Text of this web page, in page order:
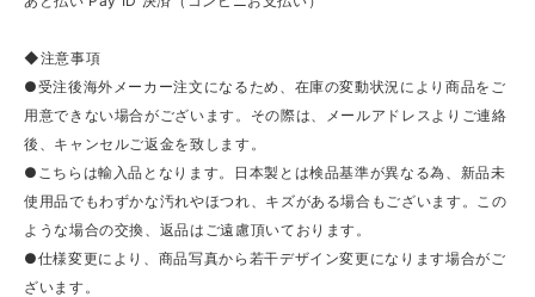
◆注意事項
●受注後海外メーカー注文になるため、在庫の変動状況により商品をご
用意できない場合がございます。その際は、メールアドレスよりご連絡
後、キャンセルご返金を致します。
●こちらは輸入品となります。日本製とは検品基準が異なる為、新品未
使用品でもわずかな汚れやほつれ、キズがある場合もございます。この
ような場合の交換、返品はご遠慮頂いております。
●仕様変更により、商品写真から若干デザイン変更になります場合がご
ざいます。